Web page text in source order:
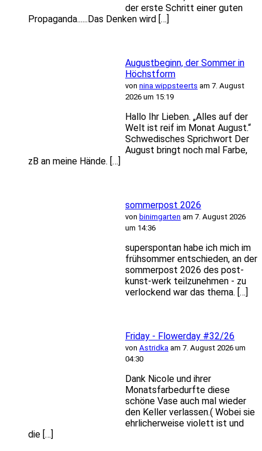
der erste Schritt einer guten
Propaganda......Das Denken wird […]
Augustbeginn, der Sommer in
Höchstform
von nina wippsteerts am 7. August
2026 um 15:19
Hallo Ihr Lieben. „Alles auf der
Welt ist reif im Monat August.“
Schwedisches Sprichwort Der
August bringt noch mal Farbe,
zB an meine Hände. […]
sommerpost 2026
von binimgarten am 7. August 2026
um 14:36
superspontan habe ich mich im
frühsommer entschieden, an der
sommerpost 2026 des post-
kunst-werk teilzunehmen - zu
verlockend war das thema. […]
Friday - Flowerday #32/26
von Astridka am 7. August 2026 um
04:30
Dank Nicole und ihrer
Monatsfarbedurfte diese
schöne Vase auch mal wieder
den Keller verlassen.( Wobei sie
ehrlicherweise violett ist und
die […]